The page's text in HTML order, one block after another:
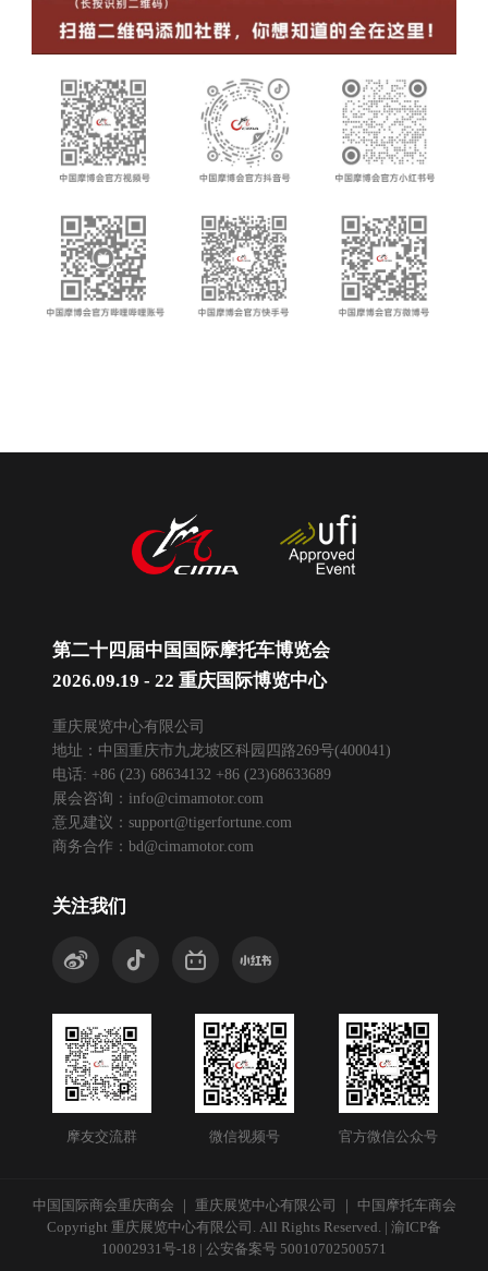
第二十四届中国国际摩托车博览会
2026.09.19 - 22 重庆国际博览中心
重庆展览中心有限公司
地址：中国重庆市九龙坡区科园四路269号(400041)
电话: +86 (23) 68634132 +86 (23)68633689
展会咨询： info@cimamotor.com
意见建议： support@tigerfortune.com
商务合作： bd@cimamotor.com
关注我们
摩友交流群 微信视频号 官方微信公众号
中国国际商会重庆商会 ｜ 重庆展览中心有限公司 ｜ 中国摩托车商会
Copyright 重庆展览中心有限公司. All Rights Reserved. | 渝ICP备
10002931号-18 | 公安备案号 50010702500571